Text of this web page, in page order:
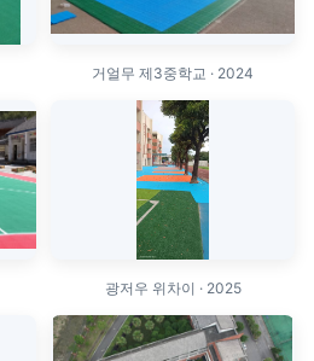
거얼무 제3중학교 · 2024
광저우 위차이 · 2025